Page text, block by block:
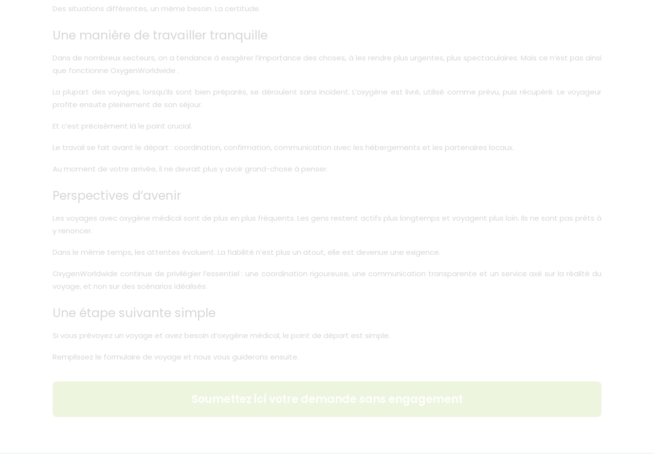
Des situations différentes, un même besoin. La certitude.
Une manière de travailler tranquille
Dans de nombreux secteurs, on a tendance à exagérer l’importance des choses, à les rendre plus urgentes, plus spectaculaires. Mais ce n’est pas ainsi
que fonctionne OxygenWorldwide .
La plupart des voyages, lorsqu’ils sont bien préparés, se déroulent sans incident. L’oxygène est livré, utilisé comme prévu, puis récupéré. Le voyageur
profite ensuite pleinement de son séjour.
Et c’est précisément là le point crucial.
Le travail se fait avant le départ : coordination, confirmation, communication avec les hébergements et les partenaires locaux.
Au moment de votre arrivée, il ne devrait plus y avoir grand-chose à penser.
Perspectives d’avenir
Les voyages avec oxygène médical sont de plus en plus fréquents. Les gens restent actifs plus longtemps et voyagent plus loin. Ils ne sont pas prêts à
y renoncer.
Dans le même temps, les attentes évoluent. La fiabilité n’est plus un atout, elle est devenue une exigence.
OxygenWorldwide continue de privilégier l’essentiel : une coordination rigoureuse, une communication transparente et un service axé sur la réalité du
voyage, et non sur des scénarios idéalisés.
Une étape suivante simple
Si vous prévoyez un voyage et avez besoin d’oxygène médical, le point de départ est simple.
Remplissez le formulaire de voyage et nous vous guiderons ensuite.
Soumettez ici votre demande sans engagement